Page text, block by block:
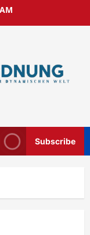
Subscribe